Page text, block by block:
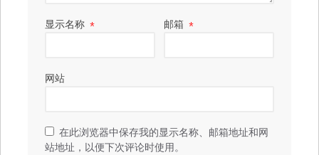
显示名称 * 邮箱*
网站
在此浏览器中保存我的显示名称、邮箱地址和网
站地址，以便下次评论时使用。